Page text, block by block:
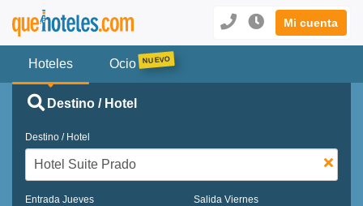
Mi cuenta
Hoteles Ocio
Destino / Hotel
Destino / Hotel
Entrada Jueves Salida Viernes